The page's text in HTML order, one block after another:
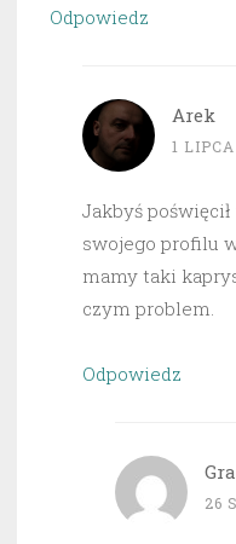
Odpowiedz
Arek
1
Jakbyś
swojego profilu
mamy taki
czym problem.
Odpowiedz
26